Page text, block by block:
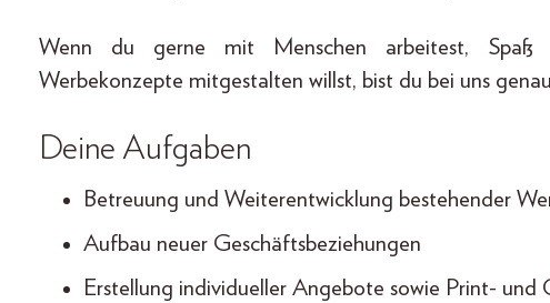
Wenn du gerne mit Menschen arbeitest, Spaß
Werbekonzepte mitgestalten willst, bist du bei uns
Deine Aufgaben
Betreuung und Weiterentwicklung bestehender
Aufbau neuer Geschäftsbeziehungen
Erstellung individueller Angebote sowie Print- und